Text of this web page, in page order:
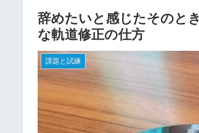
辞めたいと感じたそのと
な軌道修正の仕方
課題と試練